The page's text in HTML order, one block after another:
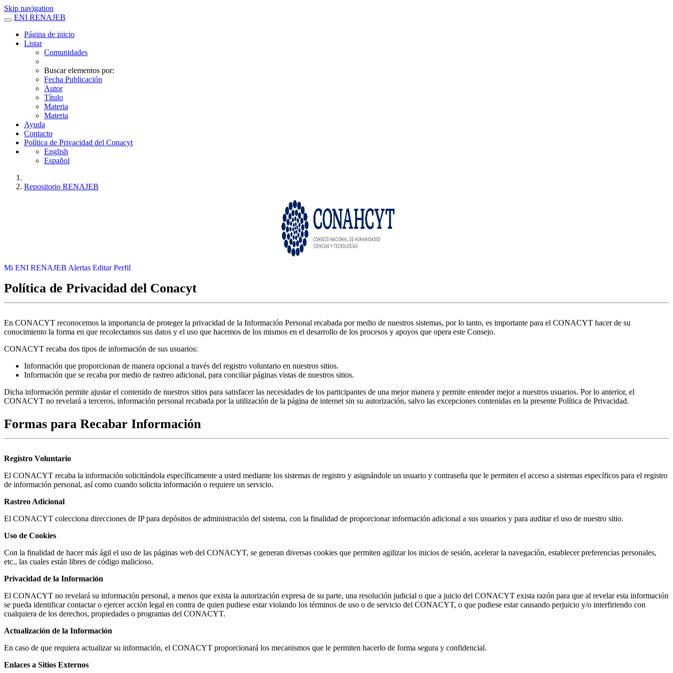
Skip navigation
ENI RENAJEB
Página de inicio
Listar
Comunidades
Buscar elementos por:
Fecha Publicación
Autor
Título
Materia
Materia
Ayuda
Contacto
Política de Privacidad del Conacyt
English
Español
Repositorio RENAJEB
Mi ENI RENAJEB Alertas Editar Perfil
Política de Privacidad del Conacyt
En CONACYT reconocemos la importancia de proteger la privacidad de la Información Personal recabada por medio de nuestros sistemas, por lo tanto, es importante para el CONACYT hacer de su
conocimiento la forma en que recolectamos sus datos y el uso que hacemos de los mismos en el desarrollo de los procesos y apoyos que opera este Consejo.
CONACYT recaba dos tipos de información de sus usuarios:
Información que proporcionan de manera opcional a través del registro voluntario en nuestros sitios.
Información que se recaba por medio de rastreo adicional, para conciliar páginas vistas de nuestros sitios.
Dicha información permite ajustar el contenido de nuestros sitios para satisfacer las necesidades de los participantes de una mejor manera y permite entender mejor a nuestros usuarios. Por lo anterior, el
CONACYT no revelará a terceros, información personal recabada por la utilización de la página de internet sin su autorización, salvo las excepciones contenidas en la presente Política de Privacidad.
Formas para Recabar Información
Registro Voluntario
El CONACYT recaba la información solicitándola específicamente a usted mediante los sistemas de registro y asignándole un usuario y contraseña que le permiten el acceso a sistemas específicos para el registro
de información personal, así como cuando solicita información o requiere un servicio.
Rastreo Adicional
El CONACYT colecciona direcciones de IP para depósitos de administración del sistema, con la finalidad de proporcionar información adicional a sus usuarios y para auditar el uso de nuestro sitio.
Uso de Cookies
Con la finalidad de hacer más ágil el uso de las páginas web del CONACYT, se generan diversas cookies que permiten agilizar los inicios de sesión, acelerar la navegación, establecer preferencias personales,
etc., las cuales están libres de código malicioso.
Privacidad de la Información
El CONACYT no revelará su información personal, a menos que exista la autorización expresa de su parte, una resolución judicial o que a juicio del CONACYT exista razón para que al revelar esta información
se pueda identificar contactar o ejercer acción legal en contra de quien pudiese estar violando los términos de uso o de servicio del CONACYT, o que pudiese estar causando perjuicio y/o interfiriendo con
cualquiera de los derechos, propiedades o programas del CONACYT.
Actualización de la Información
En caso de que requiera actualizar su información, el CONACYT proporcionará los mecanismos que le permiten hacerlo de forma segura y confidencial.
Enlaces a Sitios Externos